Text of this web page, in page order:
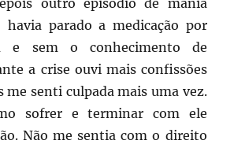
havia parado a medicação por
e sem o conhecimento de
a crise ouvi mais confissões
me senti culpada mais uma vez.
sofrer e terminar com ele
Não me sentia com o direito